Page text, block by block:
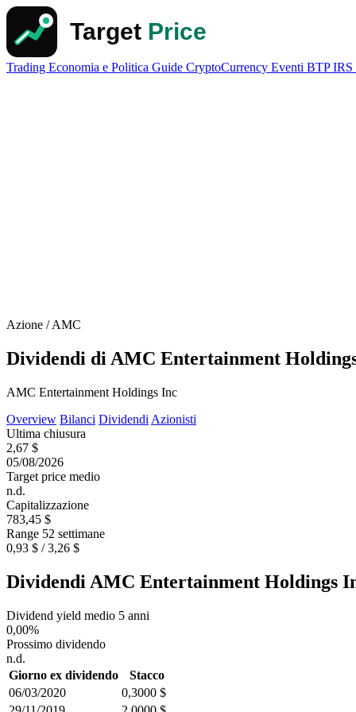
Trading Economia e Politica Guide CryptoCurrency Eventi BTPIRS
Azione / AMC
Dividendi di AMC Entertainment
AMC Entertainment Holdings Inc
Overview Bilanci Dividendi Azionisti
Ultima chiusura
2,67 $
05/08/2026
Target price medio
n.d.
Capitalizzazione
783,45 $
Range 52 settimane
0,93 $ / 3,26 $
Dividendi AMC Entertainment Holdings
Dividend yield medio 5 anni
0,00%
Prossimo dividendo
n.d.
Giorno ex dividendo
Stacco
06/03/2020
0,3000 $